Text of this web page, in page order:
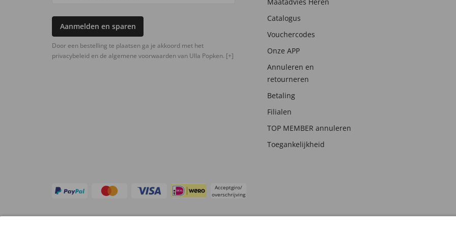
Aanmelden en sparen
Door een bestelling te plaatsen ga je akkoord met het
privacybeleid en de algemene voorwaarden van Ulla Popken. [+]
Catalogus
Vouchercodes
Onze APP
Annuleren en
retourneren
Betaling
Filialen
TOP MEMBER annuleren
Toegankelijkheid
Acceptgiro/
overschrijving